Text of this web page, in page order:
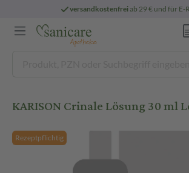
versandkostenfreiab 29 € und für E-
KARISON Crinale Lösung 30 ml
Rezeptpflichtig